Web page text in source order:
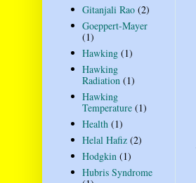
Gitanjali Rao (2)
Goeppert-Mayer
(1)
Hawking (1)
Hawking
Radiation (1)
Hawking
Temperature (1)
Health (1)
Helal Hafiz (2)
Hodgkin (1)
Hubris Syndrome